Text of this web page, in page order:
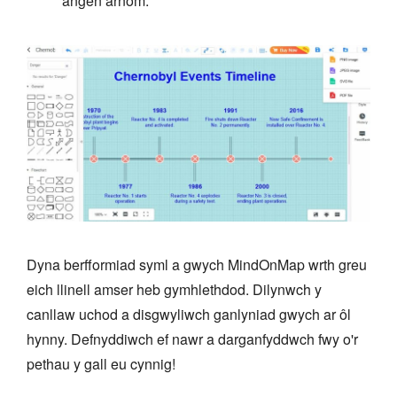
Dyna berfformiad syml a gwych MindOnMap wrth greu
eich llinell amser heb gymhlethdod. Dilynwch y
canllaw uchod a disgwyliwch ganlyniad gwych ar ôl
hynny. Defnyddiwch ef nawr a darganfyddwch fwy o'r
pethau y gall eu cynnig!